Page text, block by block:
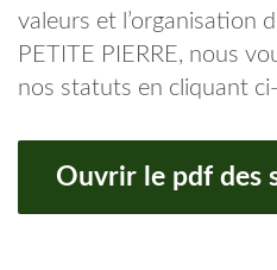
valeurs et l’organisation
PETITE PIERRE, nous
nos statuts en cliquant
Ouvrir le pdf des